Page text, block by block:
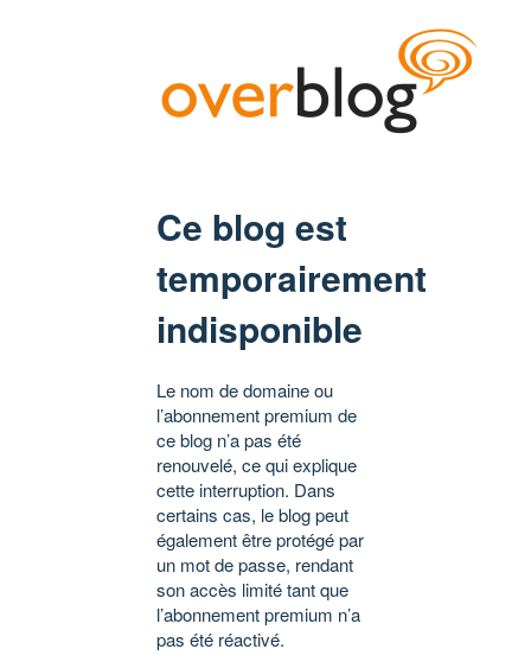
Ce blog est
temporairement
indisponible
Le nom de domaine ou
l’abonnement premium de
ce blog n’a pas été
renouvelé, ce qui explique
cette interruption. Dans
certains cas, le blog peut
également être protégé par
un mot de passe, rendant
son accès limité tant que
l’abonnement premium n’a
pas été réactivé.